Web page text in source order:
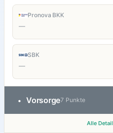
Pronova BKK
—
SBK
—
• Vorsorge7 Punkte
Alle